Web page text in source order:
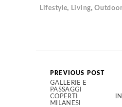
Lifestyle, Living,Outdoor
PREVIOUS POST
GALLERIE E
PASSAGGI
COPERTI
MILANESI